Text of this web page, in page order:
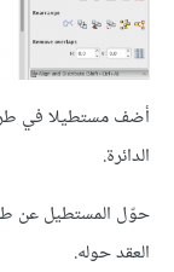
أضف مستطيلا في
الدائرة.
حوّل المستطيل عن
العقد حوله.